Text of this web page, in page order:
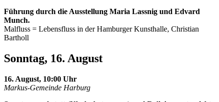
Führung durch die Ausstellung Maria Lassnig und Edvard
Munch.
Malfluss = Lebensfluss in der Hamburger Kunsthalle, Christian
Bartholl
Sonntag, 16. August
16. August, 10:00 Uhr
Markus-Gemeinde Harburg